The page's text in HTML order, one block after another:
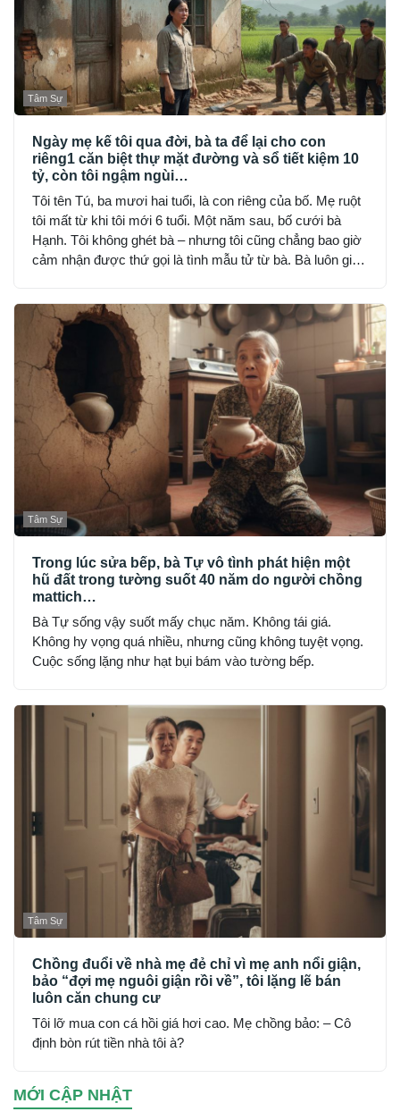
Tâm Sự
Ngày mẹ kế tôi qua đời, bà ta để lại cho con
riêng1 căn biệt thự mặt đường và sổ tiết kiệm 10
tỷ, còn tôi ngậm ngùi…
Tôi tên Tú, ba mươi hai tuổi, là con riêng của bố. Mẹ ruột
tôi mất từ khi tôi mới 6 tuổi. Một năm sau, bố cưới bà
Hạnh. Tôi không ghét bà – nhưng tôi cũng chẳng bao giờ
cảm nhận được thứ gọi là tình mẫu tử từ bà. Bà luôn giữ
Tâm Sự
Trong lúc sửa bếp, bà Tự vô tình phát hiện một
hũ đất trong tường suốt 40 năm do người chồng
mattich…
Bà Tự sống vậy suốt mấy chục năm. Không tái giá.
Không hy vọng quá nhiều, nhưng cũng không tuyệt vọng.
Cuộc sống lặng như hạt bụi bám vào tường bếp.
Tâm Sự
Chồng đuổi về nhà mẹ đẻ chỉ vì mẹ anh nổi giận,
bảo “đợi mẹ nguôi giận rồi về”, tôi lặng lẽ bán
luôn căn chung cư
Tôi lỡ mua con cá hồi giá hơi cao. Mẹ chồng bảo: – Cô
định bòn rút tiền nhà tôi à?
MỚI CẬP NHẬT